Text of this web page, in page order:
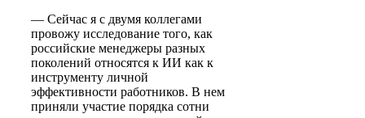
— Сейчас я с двумя коллегами
провожу исследование того, как
российские менеджеры разных
поколений относятся к ИИ как к
инструменту личной
эффективности работников. В нем
приняли участие порядка сотни